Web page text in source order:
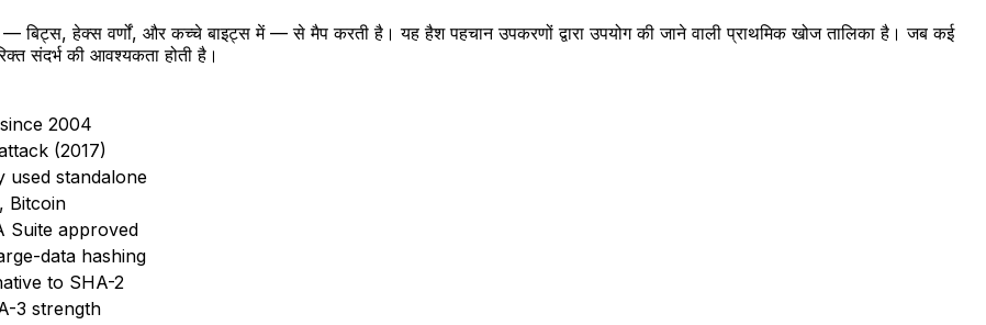
बिट्स, हेक्स वर्णों, और कच्चे बाइट्स में — से मैप करती है। यह हैश पहचान उपकरणों द्वारा उपयोग की जाने वाली प्राथमिक खोज तालिका है। जब कई
संदर्भ की आवश्यकता होती है।
2004
(2017)
used standalone
Bitcoin
Suite approved
data hashing
to SHA-2
3 strength